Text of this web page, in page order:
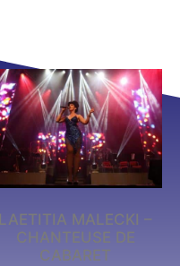
LAETITIA MALECKI –
CHANTEUSE DE
CABARET